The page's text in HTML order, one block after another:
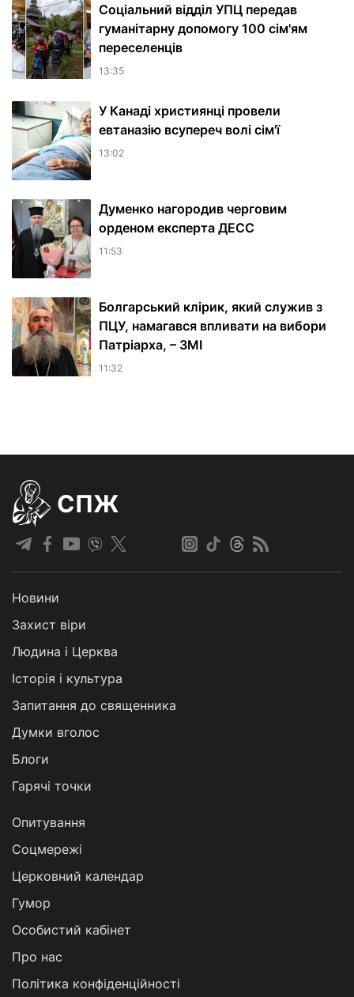
Соціальний відділ УПЦ передав
гуманітарну допомогу 100 сім'ям
переселенців
13:35
У Канаді християнці провели
евтаназію всупереч волі сім'ї
13:02
Думенко нагородив черговим
орденом експерта ДЕСС
11:53
Болгарський клірик, який служив з
ПЦУ, намагався впливати на вибори
Патріарха, – ЗМІ
11:32
СПЖ
Новини
Захист віри
Людина і Церква
Історія і культура
Запитання до священника
Думки вголос
Блоги
Гарячі точки
Опитування
Соцмережі
Церковний календар
Гумор
Особистий кабінет
Про нас
Політика конфіденційності